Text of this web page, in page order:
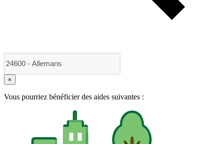
×
Vous pourriez bénéficier des aides suivantes :